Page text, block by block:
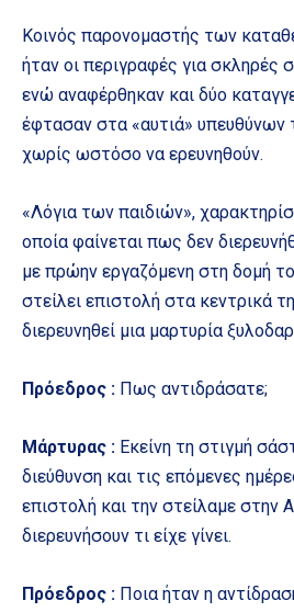
Κοινός παρονομαστής των
ήταν οι περιγραφές για σκληρές
ενώ αναφέρθηκαν και δύο
έφτασαν στα «αυτιά» υπευθύνων
χωρίς ωστόσο να ερευνηθούν.
«Λόγια των παιδιών»,
οποία φαίνεται πως δεν
με πρώην εργαζόμενη στη δομή
στείλει επιστολή στα κεντρικά
διερευνηθεί μια μαρτυρία
Πρόεδρος : Πως αντιδράσατε;
Μάρτυρας : Εκείνη τη στιγμή
διεύθυνση και τις επόμενες
επιστολή και την στείλαμε στην
διερευνήσουν τι είχε γίνει.
Πρόεδρος : Ποια ήταν η